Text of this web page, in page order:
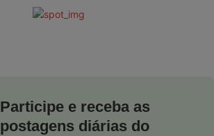
Participe e receba as
postagens diárias do